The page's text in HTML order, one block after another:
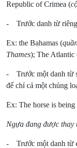
Republic of Crimea (
- Trước danh từ riêng
Ex: the Bahamas (
Thames); The Atlantic
- Trước một danh từ
để chỉ cả một chủng
Ex: The horse is
Ngựa đang được thay
- Trước một danh từ